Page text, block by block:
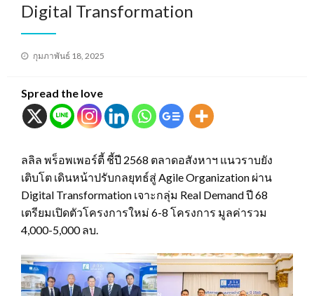
Digital Transformation
Posted
กุมภาพันธ์ 18, 2025
Spread the love
ลลิล พร็อพเพอร์ตี้ ชี้ปี 2568 ตลาดอสังหาฯ แนวราบยัง
เติบโต เดินหน้าปรับกลยุทธ์สู่ Agile Organization ผ่าน
Digital Transformation เจาะกลุ่ม Real Demand ปี 68
เตรียมเปิดตัวโครงการใหม่ 6-8 โครงการ มูลค่ารวม
4,000-5,000 ลบ.